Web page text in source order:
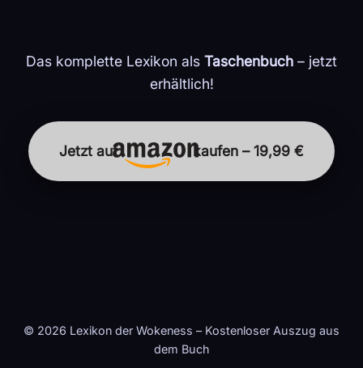
Das komplette Lexikon als Taschenbuch – jetzt
erhältlich!
Jetzt auf kaufen – 19,99 €
© 2026 Lexikon der Wokeness – Kostenloser Auszug aus
dem Buch